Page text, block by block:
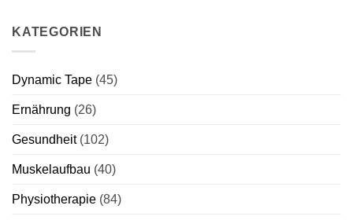
KATEGORIEN
Dynamic Tape (45)
Ernährung (26)
Gesundheit(102)
Muskelaufbau (40)
Physiotherapie (84)